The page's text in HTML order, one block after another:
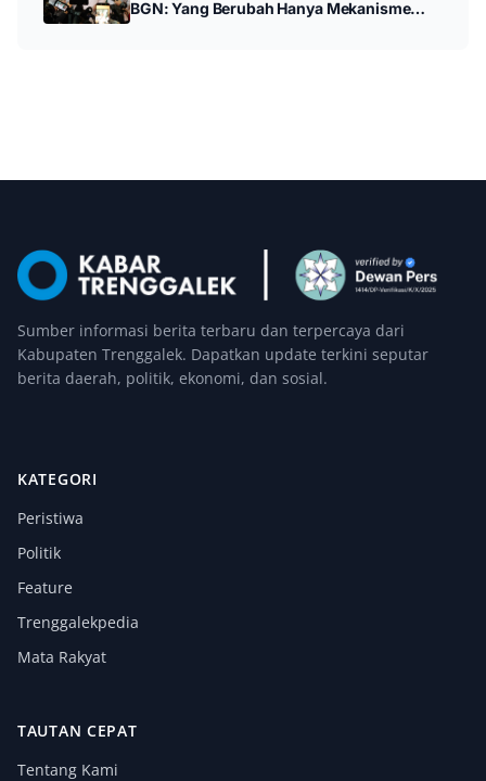
BGN: Yang Berubah Hanya Mekanisme
Sumber informasi berita terbaru dan terpercaya dari
Kabupaten Trenggalek. Dapatkan update terkini seputar
berita daerah, politik, ekonomi, dan sosial.
KATEGORI
Peristiwa
Politik
Feature
Trenggalekpedia
Mata Rakyat
TAUTAN CEPAT
Tentang Kami